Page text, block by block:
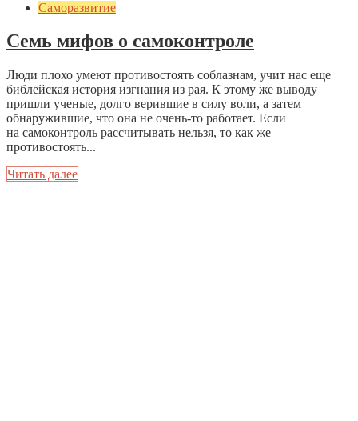
Саморазвитие
Семь мифов о самоконтроле
Люди плохо умеют противостоять соблазнам, учит нас еще
библейская история изгнания из рая. К этому же выводу
пришли ученые, долго верившие в силу воли, а затем
обнаружившие, что она не очень-то работает. Если
на самоконтроль рассчитывать нельзя, то как же
противостоять...
Читать далее